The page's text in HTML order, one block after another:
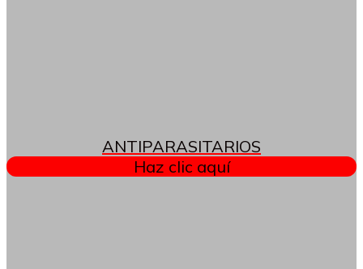
ANTIPARASITARIOS
Haz clic aquí